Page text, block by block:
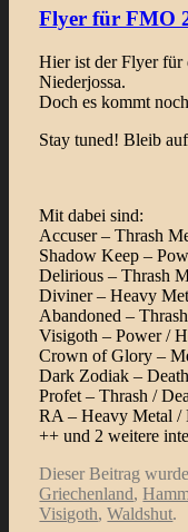
Flyer für FMO
Hier ist der Flyer für
Niederjossa.
Doch es kommt
Stay tuned! Bleib
Mit dabei sind:
Accuser – Thrash
Shadow Keep –
Delirious – Thrash
Diviner – Heavy
Abandoned –
Visigoth – Power /
Crown of Glory –
Dark Zodiak –
Profet – Thrash /
RA – Heavy Metal /
++ und 2 weitere
Dieser Beitrag
Griechenland,
Visigoth,Waldshut.